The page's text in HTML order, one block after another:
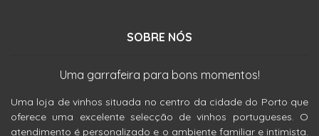
SOBRE NÓS
Uma garrafeira para bons momentos!
Uma loja de vinhos situada no centro da cidade do Porto que
oferece uma excelente selecção de vinhos portugueses. O
atendimento é personalizado e o ambiente familiar e intimista.